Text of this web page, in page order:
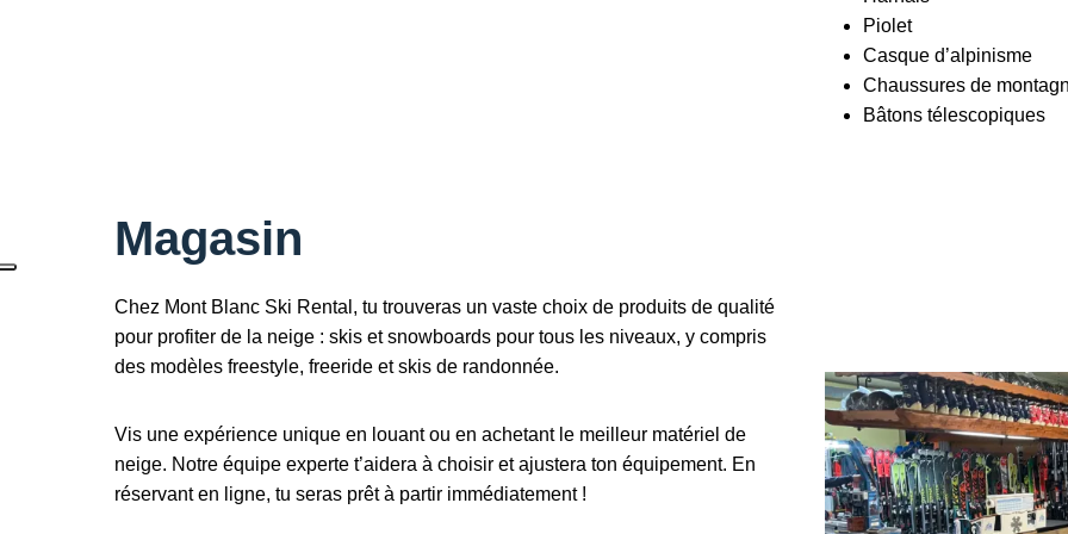
Piolet
Casque d’alpinisme
Chaussures de
Bâtons télescopiques
Magasin
Chez Mont Blanc Ski Rental, tu trouveras un vaste choix de produits de qualité
pour profiter de la neige : skis et snowboards pour tous les niveaux, y compris
des modèles freestyle, freeride et skis de randonnée.
Vis une expérience unique en louant ou en achetant le meilleur matériel de
neige. Notre équipe experte t’aidera à choisir et ajustera ton équipement. En
réservant en ligne, tu seras prêt à partir immédiatement !